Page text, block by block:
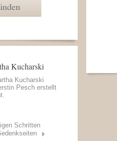
Kucharski
Kucharski
Pesch erstellt
Schritten